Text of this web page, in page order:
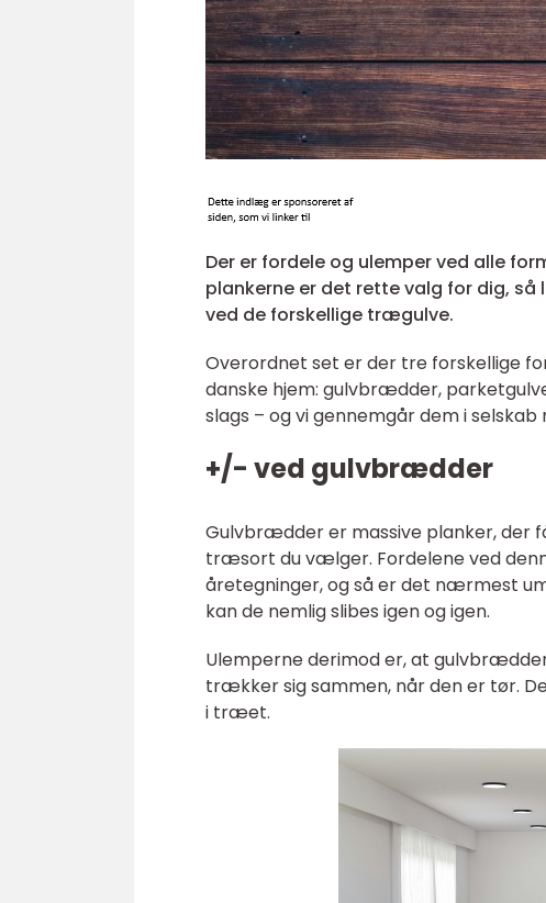
Der er fordele og ulemper ved alle
plankerne er det rette valg for dig,
ved de forskellige trægulve.
Overordnet set er der tre forskellige
danske hjem: gulvbrædder,
slags – og vi gennemgår dem i selskab
+/- ved gulvbrædder
Gulvbrædder er massive planker, der
træsort du vælger. Fordelene ved
åretegninger, og så er det nærmest
kan de nemlig slibes igen og igen.
Ulemperne derimod er, at
trækker sig sammen, når den er tør.
i træet.